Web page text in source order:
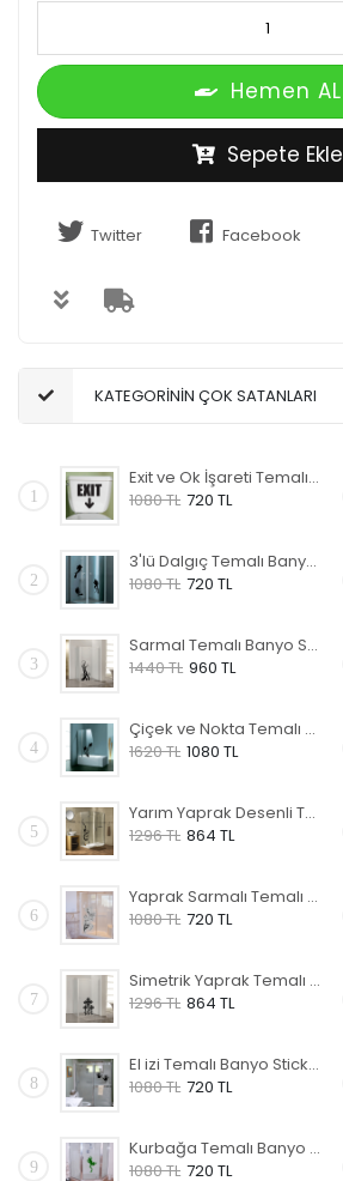
Hemen AL
Sepete Ekle
Twitter Facebook
KATEGORİNİN ÇOK SATANLARI
1
Exit ve Ok İşareti Temalı Banyo Sticker
1080 TL 720 TL
2
3'lü Dalgıç Temalı Banyo Sticker
1080 TL 720 TL
3
Sarmal Temalı Banyo Sticker
1440 TL 960 TL
4
Çiçek ve Nokta Temalı Banyo Sticker
1620 TL 1080 TL
5
Yarım Yaprak Desenli Temalı Banyo Sticker
1296 TL 864 TL
6
Yaprak Sarmalı Temalı Banyo Sticker
1080 TL 720 TL
7
Simetrik Yaprak Temalı Banyo Sticker
1296 TL 864 TL
8
El izi Temalı Banyo Sticker
1080 TL 720 TL
9
Kurbağa Temalı Banyo Sticker
1080 TL 720 TL